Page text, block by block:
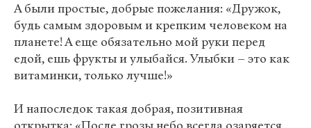
А были простые, добрые пожелания: «Дружок,
будь самым здоровым и крепким человеком на
планете! А еще обязательно мой руки перед
едой, ешь фрукты и улыбайся. Улыбки – это как
витаминки, только лучше!»
И напоследок такая добрая, позитивная